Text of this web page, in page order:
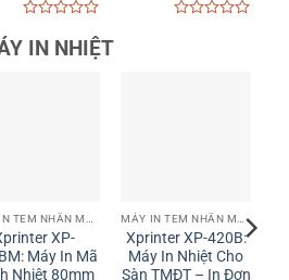
out
of
IN NHIỆT
IN ĐƠN HÀNG
in tem nhãn
XP-470B
| In đơn
MÁY IN ĐƠN HÀNG
Máy In Nhiệt
Xprinter XP-422B:
Giải Pháp In Vận